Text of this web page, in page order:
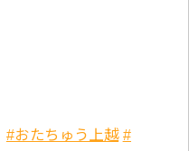
#おたちゅう上越 #